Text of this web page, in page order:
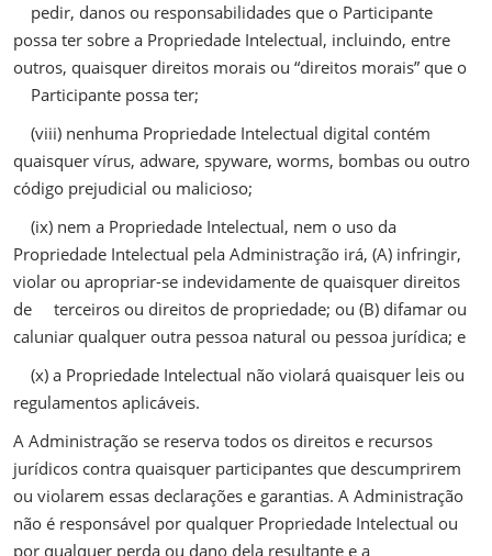
pedir, danos ou responsabilidades que o Participante
possa ter sobre a Propriedade Intelectual, incluindo, entre
outros, quaisquer direitos morais ou “direitos morais” que o
Participante possa ter;
(viii) nenhuma Propriedade Intelectual digital contém
quaisquer vírus, adware, spyware, worms, bombas ou outro
código prejudicial ou malicioso;
(ix) nem a Propriedade Intelectual, nem o uso da
Propriedade Intelectual pela Administração irá, (A) infringir,
violar ou apropriar-se indevidamente de quaisquer direitos
de terceiros ou direitos de propriedade; ou (B) difamar ou
caluniar qualquer outra pessoa natural ou pessoa jurídica; e
(x) a Propriedade Intelectual não violará quaisquer leis ou
regulamentos aplicáveis.
A Administração se reserva todos os direitos e recursos
jurídicos contra quaisquer participantes que descumprirem
ou violarem essas declarações e garantias. A Administração
não é responsável por qualquer Propriedade Intelectual ou
por qualquer perda ou dano dela resultante e a